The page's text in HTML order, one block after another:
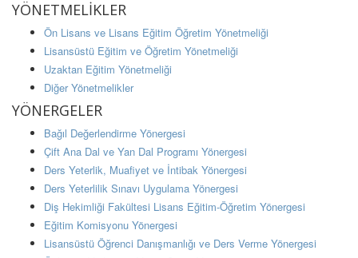
YÖNETMELİKLER
Ön Lisans ve Lisans Eğitim Öğretim Yönetmeliği
Lisansüstü Eğitim ve Öğretim Yönetmeliği
Uzaktan Eğitim Yönetmeliği
Diğer Yönetmelikler
YÖNERGELER
Bağıl Değerlendirme Yönergesi
Çift Ana Dal ve Yan Dal Programı Yönergesi
Ders Yeterlik, Muafiyet ve İntibak Yönergesi
Ders Yeterlilik Sınavı Uygulama Yönergesi
Diş Hekimliği Fakültesi Lisans Eğitim-Öğretim Yönergesi
Eğitim Komisyonu Yönergesi
Lisansüstü Öğrenci Danışmanlığı ve Ders Verme Yönergesi